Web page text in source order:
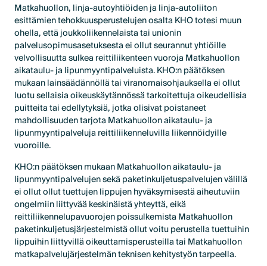
Matkahuollon, linja-autoyhtiöiden ja linja-autoliiton
esittämien tehokkuusperustelujen osalta KHO totesi muun
ohella, että joukkoliikennelaista tai unionin
palvelusopimusasetuksesta ei ollut seurannut yhtiöille
velvollisuutta sulkea reittiliikenteen vuoroja Matkahuollon
aikataulu- ja lipunmyyntipalveluista. KHO:n päätöksen
mukaan lainsäädännöllä tai viranomaisohjauksella ei ollut
luotu sellaisia oikeuskäytännössä tarkoitettuja oikeudellisia
puitteita tai edellytyksiä, jotka olisivat poistaneet
mahdollisuuden tarjota Matkahuollon aikataulu- ja
lipunmyyntipalveluja reittiliikenneluvilla liikennöidyille
vuoroille.
KHO:n päätöksen mukaan Matkahuollon aikataulu- ja
lipunmyyntipalvelujen sekä paketinkuljetuspalvelujen välillä
ei ollut ollut tuettujen lippujen hyväksymisestä aiheutuviin
ongelmiin liittyvää keskinäistä yhteyttä, eikä
reittiliikennelupavuorojen poissulkemista Matkahuollon
paketinkuljetusjärjestelmistä ollut voitu perustella tuettuihin
lippuihin liittyvillä oikeuttamisperusteilla tai Matkahuollon
matkapalvelujärjestelmän teknisen kehitystyön tarpeella.